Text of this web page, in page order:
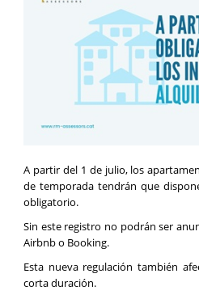
A partir del 1 de julio, los
de temporada tendrán que
obligatorio.
Sin este registro no podrán ser
Airbnb o Booking.
Esta nueva regulación también
corta duración.